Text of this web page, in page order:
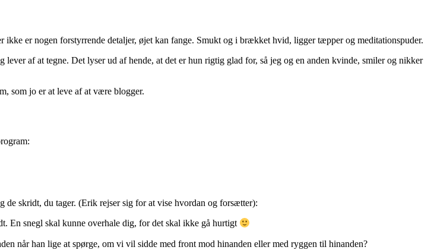
er nogen forstyrrende detaljer, øjet kan fange. Smukt og i brækket hvid, ligger tæpper og meditationspuder.
af at tegne. Det lyser ud af hende, at det er hun rigtig glad for, så jeg og en anden kvinde, smiler og nikker
som jo er at leve af at være blogger.
skridt, du tager. (Erik rejser sig for at vise hvordan og forsætter):
En snegl skal kunne overhale dig, for det skal ikke gå hurtigt
når han lige at spørge, om vi vil sidde med front mod hinanden eller med ryggen til hinanden?